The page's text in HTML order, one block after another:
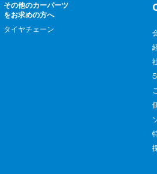
その他のカーパーツ
をお求めの方へ
タイヤチェーン